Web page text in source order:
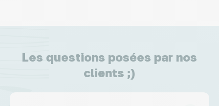
Les questions posées par nos
clients ;)